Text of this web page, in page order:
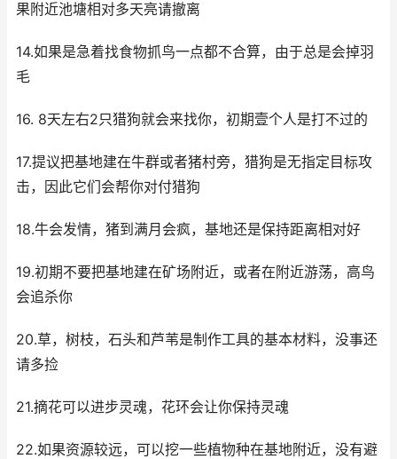
果附近池塘相对多天亮请撤离
14.如果是急着找食物抓鸟一点都不合算，由于总是会掉羽
毛
16. 8天左右2只猎狗就会来找你，初期壹个人是打不过的
17.提议把基地建在牛群或者猪村旁，猎狗是无指定目标攻
击，因此它们会帮你对付猎狗
18.牛会发情，猪到满月会疯，基地还是保持距离相对好
19.初期不要把基地建在矿场附近，或者在附近游荡，高鸟
会追杀你
20.草，树枝，石头和芦苇是制作工具的基本材料，没事还
请多捡
21.摘花可以进步灵魂，花环会让你保持灵魂
22.如果资源较远，可以挖一些植物种在基地附近，没有避